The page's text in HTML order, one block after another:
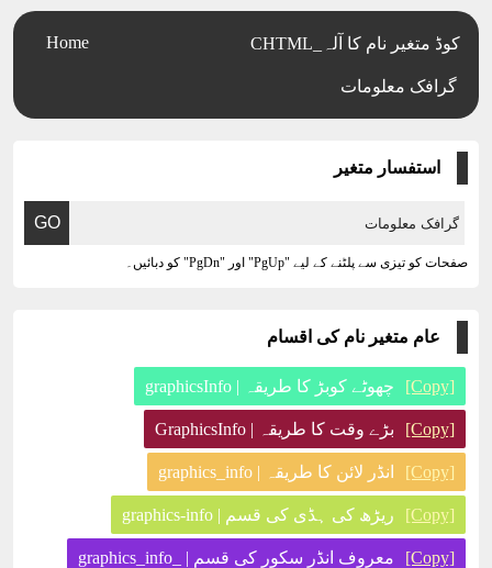
CHTML_کوڈ متغیر نام کا آلہ
گرافک معلومات
Home
استفسار متغیر
صفحات کو تیزی سے پلٹنے کے لیے "PgUp" اور "PgDn" کو دبائیں۔
عام متغیر نام کی اقسام
چھوٹے کوبڑ کا طریقہ | graphicsInfo [Copy]
بڑے وقت کا طریقہ | GraphicsInfo [Copy]
انڈر لائن کا طریقہ | graphics_info [Copy]
ریڑھ کی ہڈی کی قسم | graphics-info [Copy]
معروف انڈر سکور کی قسم | _graphics_info [Copy]